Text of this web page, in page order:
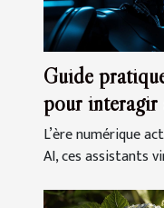
Guide
pour interagir
L’ère numérique
AI, ces assistants